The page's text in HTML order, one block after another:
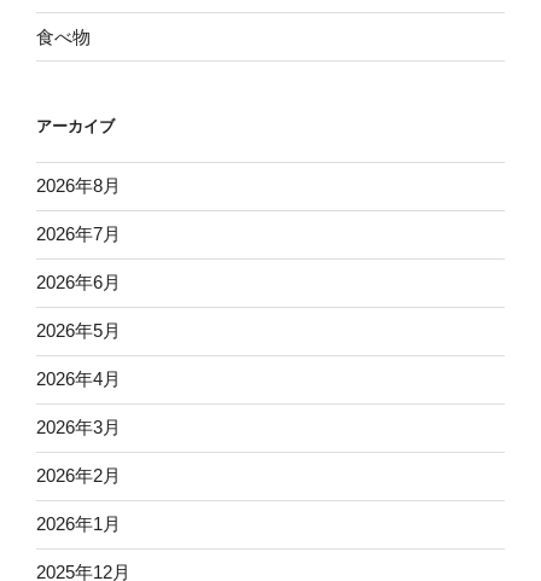
食べ物
アーカイブ
2026年8月
2026年7月
2026年6月
2026年5月
2026年4月
2026年3月
2026年2月
2026年1月
2025年12月